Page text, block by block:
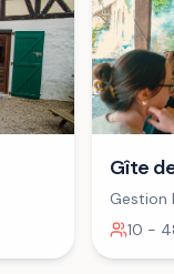
Gîte
Gestion
10 -